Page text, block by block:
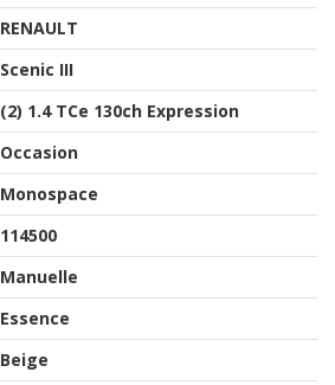
RENAULT
Scenic III
(2) 1.4 TCe 130ch Expression
Occasion
Monospace
114500
Manuelle
Essence
Beige